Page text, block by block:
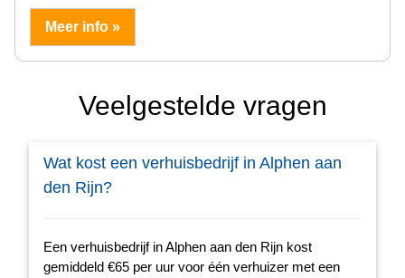
Meer info »
Veelgestelde vragen
Wat kost een verhuisbedrijf in Alphen aan
den Rijn?
Een verhuisbedrijf in Alphen aan den Rijn kost
gemiddeld €65 per uur voor één verhuizer met een